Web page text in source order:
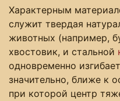
Характерным
служит твердая
животных (например,
хвостовик, и стальной
одновременно
значительно, ближе к
при которой центр